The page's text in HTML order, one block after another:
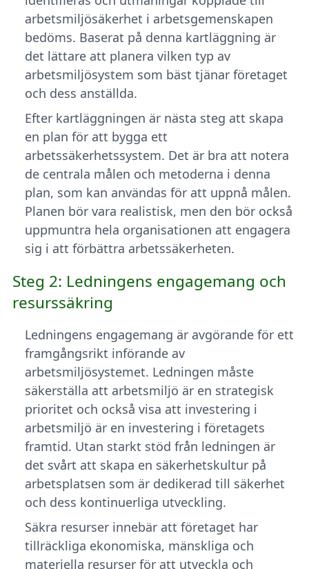
arbetsmiljösäkerhet i arbetsgemenskapen
bedöms. Baserat på denna kartläggning är
det lättare att planera vilken typ av
arbetsmiljösystem som bäst tjänar företaget
och dess anställda.
Efter kartläggningen är nästa steg att skapa
en plan för att bygga ett
arbetssäkerhetssystem. Det är bra att notera
de centrala målen och metoderna i denna
plan, som kan användas för att uppnå målen.
Planen bör vara realistisk, men den bör också
uppmuntra hela organisationen att engagera
sig i att förbättra arbetssäkerheten.
Steg 2: Ledningens engagemang och
resurssäkring
Ledningens engagemang är avgörande för ett
framgångsrikt införande av
arbetsmiljösystemet. Ledningen måste
säkerställa att arbetsmiljö är en strategisk
prioritet och också visa att investering i
arbetsmiljö är en investering i företagets
framtid. Utan starkt stöd från ledningen är
det svårt att skapa en säkerhetskultur på
arbetsplatsen som är dedikerad till säkerhet
och dess kontinuerliga utveckling.
Säkra resurser innebär att företaget har
tillräckliga ekonomiska, mänskliga och
materiella resurser för att utveckla och